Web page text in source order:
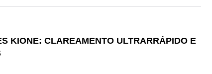
KIONE: CLAREAMENTO ULTRARRÁPIDO E